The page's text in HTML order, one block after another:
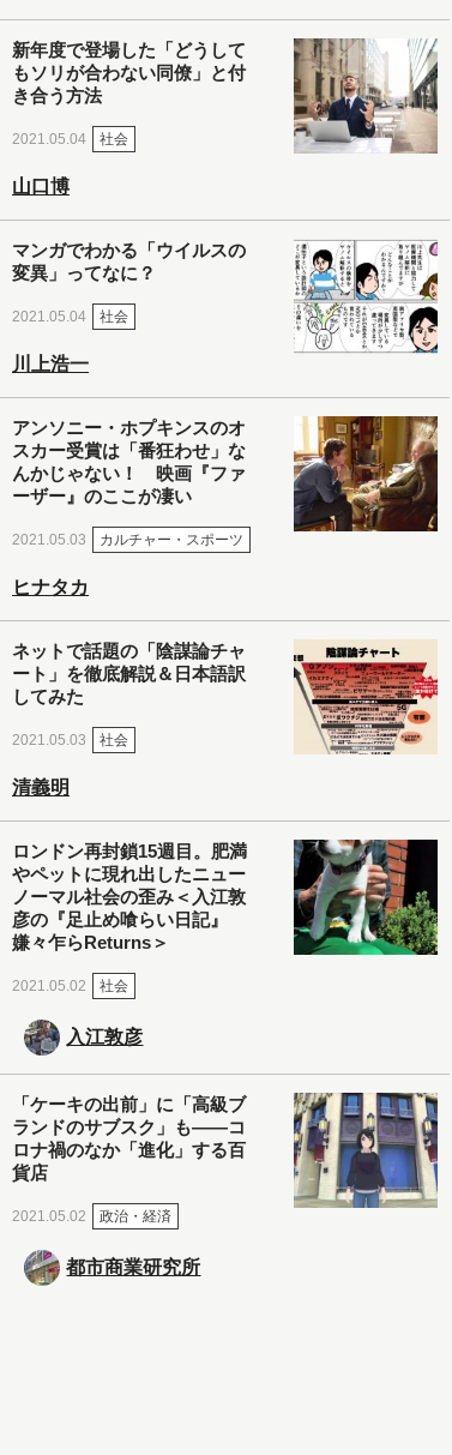
新年度で登場した「どうして
もソリが合わない同僚」と付
き合う方法
2021.05.04 社会
山口博
マンガでわかる「ウイルスの
変異」ってなに？
2021.05.04 社会
川上浩一
アンソニー・ホプキンスのオ
スカー受賞は「番狂わせ」な
んかじゃない！ 映画『ファ
ーザー』のここが凄い
2021.05.03 カルチャー・スポーツ
ヒナタカ
ネットで話題の「陰謀論チャ
ート」を徹底解説＆日本語訳
してみた
2021.05.03 社会
清義明
ロンドン再封鎖15週目。肥満
やペットに現れ出したニュー
ノーマル社会の歪み＜入江敦
彦の『足止め喰らい日記』
嫌々乍らReturns＞
2021.05.02 社会
入江敦彦
「ケーキの出前」に「高級ブ
ランドのサブスク」も――コ
ロナ禍のなか「進化」する百
貨店
2021.05.02 政治・経済
都市商業研究所